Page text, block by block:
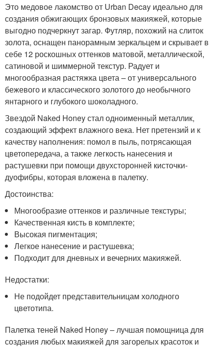
Это медовое лакомство от Urban Decay идеально для
создания обжигающих бронзовых макияжей, которые
выгодно подчеркнут загар. Футляр, похожий на слиток
золота, оснащен панорамным зеркальцем и скрывает в
себе 12 роскошных оттенков матовой, металлической,
сатиновой и шиммерной текстур. Радует и
многообразная растяжка цвета – от универсального
бежевого и классического золотого до необычного
янтарного и глубокого шоколадного.
Звездой Naked Honey стал одноименный металлик,
создающий эффект влажного века. Нет претензий и к
качеству наполнения: помол в пыль, потрясающая
цветопередача, а также легкость нанесения и
растушевки при помощи двухсторонней кисточки-
дуофибры, которая вложена в палетку.
Достоинства:
Многообразие оттенков и различные текстуры;
Качественная кисть в комплекте;
Высокая пигментация;
Легкое нанесение и растушевка;
Подходит для дневных и вечерних макияжей.
Недостатки:
Не подойдет представительницам холодного
цветотипа.
Палетка теней Naked Honey – лучшая помощница для
создания любых макияжей для загорелых красоток и